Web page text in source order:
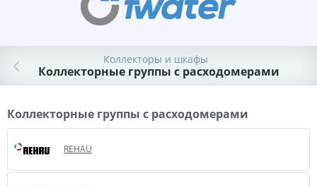
Коллекторы и шкафы
Коллекторные группы с расходомерами
Коллекторные группы с расходомерами
REHAU